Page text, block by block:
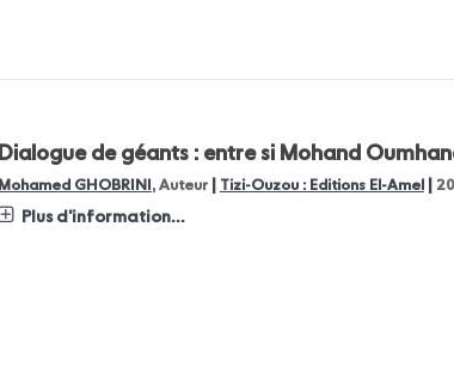
Dialogue de géants : entre si Mohand
Mohamed GHOBRINI , Auteur Tizi-Ouzou : Editions El-Amel |
Plus d'information...